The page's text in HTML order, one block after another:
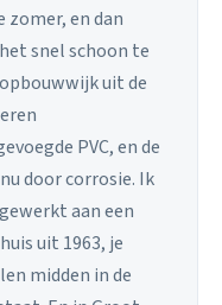
en dan
snel schoon te
uit de
PVC, en de
door corrosie. Ik
aan een
uit 1963, je
midden in de